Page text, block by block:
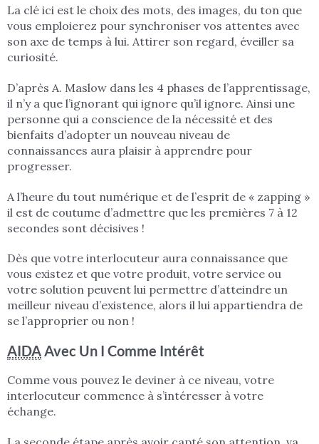
La clé ici est le choix des mots, des images, du ton que
vous emploierez pour synchroniser vos attentes avec
son axe de temps à lui. Attirer son regard, éveiller sa
curiosité.
D’après A. Maslow dans les 4 phases de l’apprentissage,
il n’y a que l’ignorant qui ignore qu’il ignore. Ainsi une
personne qui a conscience de la nécessité et des
bienfaits d’adopter un nouveau niveau de
connaissances aura plaisir à apprendre pour
progresser.
A l’heure du tout numérique et de l’esprit de « zapping »
il est de coutume d’admettre que les premières 7 à 12
secondes sont décisives !
Dès que votre interlocuteur aura connaissance que
vous existez et que votre produit, votre service ou
votre solution peuvent lui permettre d’atteindre un
meilleur niveau d’existence, alors il lui appartiendra de
se l’approprier ou non !
AIDAAvec Un I Comme Intérêt
Comme vous pouvez le deviner à ce niveau, votre
interlocuteur commence à s’intéresser à votre
échange.